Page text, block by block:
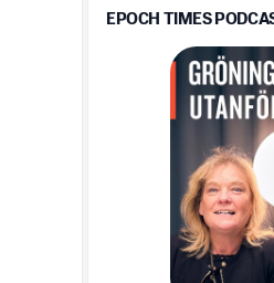
EPOCH TIMES